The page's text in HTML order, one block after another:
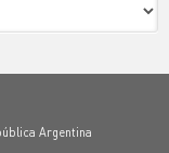
Argentina